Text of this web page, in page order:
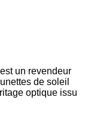
un revendeur
de soleil
optique issu